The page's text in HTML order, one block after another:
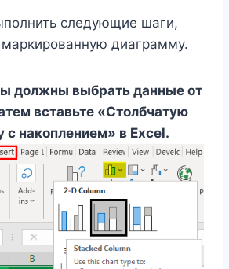
следующие шаги,
маркированную диаграмму.
должны выбрать данные от
вставьте «Столбчатую
с накоплением» в Excel.